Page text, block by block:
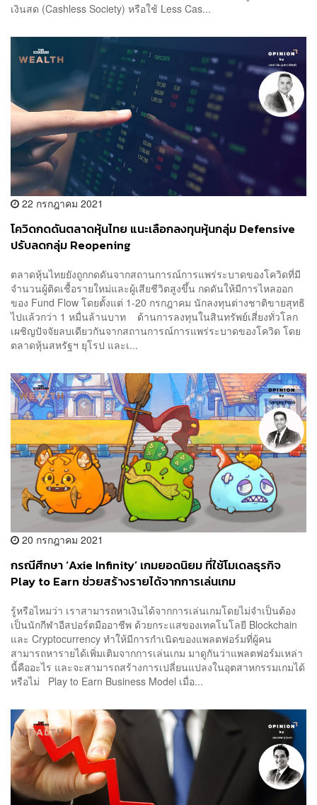
เงินสด (Cashless Society) หรือใช้ Less Cas...
22 กรกฎาคม 2021
โควิดกดดันตลาดหุ้นไทย แนะเลือกลงทุนหุ้นกลุ่ม Defensive
ปรับลดกลุ่ม Reopening
ตลาดหุ้นไทยยังถูกกดดันจากสถานการณ์การแพร่ระบาดของโควิดที่มี
จำนวนผู้ติดเชื้อรายใหม่และผู้เสียชีวิตสูงขึ้น กดดันให้มีการไหลออก
ของ Fund Flow โดยตั้งแต่ 1-20 กรกฎาคม นักลงทุนต่างชาติขายสุทธิ
ไปแล้วกว่า 1 หมื่นล้านบาท ด้านการลงทุนในสินทรัพย์เสี่ยงทั่วโลก
เผชิญปัจจัยลบเดียวกันจากสถานการณ์การแพร่ระบาดของโควิด โดย
ตลาดหุ้นสหรัฐฯ ยุโรป และเ...
20 กรกฎาคม 2021
กรณีศึกษา ‘Axie Infinity’ เกมยอดนิยม ที่ใช้โมเดลธุรกิจ
Play to Earn ช่วยสร้างรายได้จากการเล่นเกม
รู้หรือไหมว่า เราสามารถหาเงินได้จากการเล่นเกมโดยไม่จำเป็นต้อง
เป็นนักกีฬาอีสปอร์ตมืออาชีพ ด้วยกระแสของเทคโนโลยี Blockchain
และ Cryptocurrency ทำให้มีการกำเนิดของแพลตฟอร์มที่ผู้คน
สามารถหารายได้เพิ่มเติมจากการเล่นเกม มาดูกันว่าแพลตฟอร์มเหล่า
นี้คืออะไร และจะสามารถสร้างการเปลี่ยนแปลงในอุตสาหกรรมเกมได้
หรือไม่ Play to Earn Business Model เมื่อ...